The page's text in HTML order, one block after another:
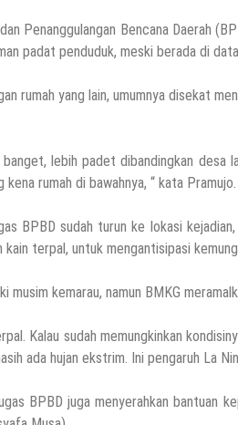
Penanggulangan Bencana Daerah
padat penduduk, meski berada di
rumah yang lain, umumnya disekat
lebih padet dibandingkan desa
rumah di bawahnya, “ kata Pramujo.
BPBD sudah turun ke lokasi
terpal, untuk mengantisipasi
musim kemarau, namun BMKG
Kalau sudah memungkinkan
ada hujan ekstrim. Ini pengaruh La
BPBD juga menyerahkan bantuan